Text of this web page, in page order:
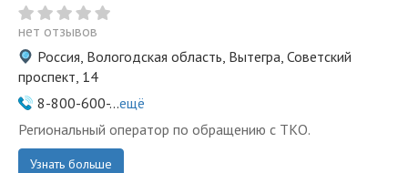
нет отзывов
Россия, Вологодская область, Вытегра, Советский
проспект, 14
8-800-600-...ещё
Региональный оператор по обращению с ТКО.
Узнать больше